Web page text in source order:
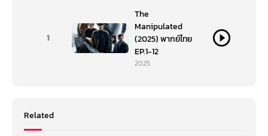
1
The
Manipulated
(2025) พากย์ไทย
EP.1-12
2025
Related